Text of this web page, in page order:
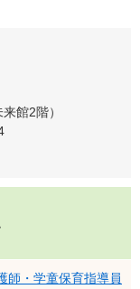
館2階）
師・学童保育指導員